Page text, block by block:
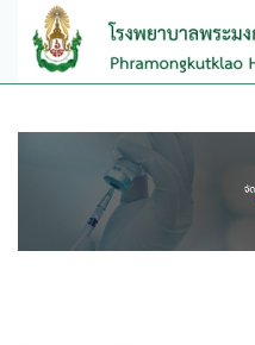
Skip to main content